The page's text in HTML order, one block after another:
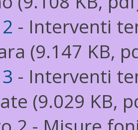
- Interventi
(9.147 KB,
- Interventi
(9.029 KB,